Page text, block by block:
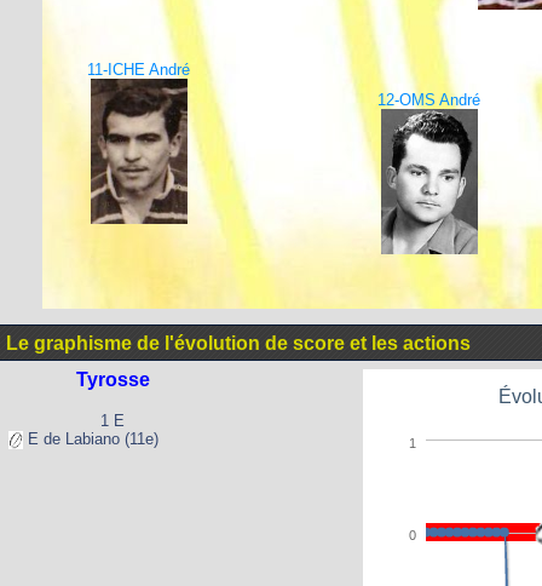
11-ICHE André
12-OMS André
Le graphisme de l'évolution de score et les actions
Tyrosse
1 E
E de Labiano (11e)
0
1